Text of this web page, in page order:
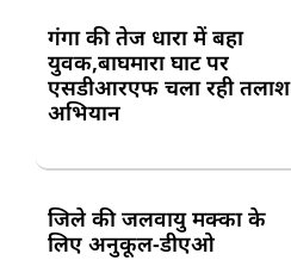
गंगा की तेज धारा में बहा
युवक,बाघमारा घाट पर
एसडीआरएफ चला रही तलाश
अभियान
जिले की जलवायु मक्का के
लिए अनुकूल-डीएओ